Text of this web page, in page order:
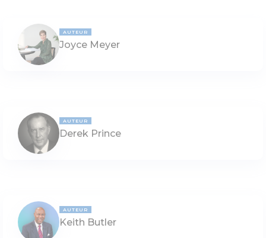
AUTEUR
Joyce Meyer
AUTEUR
Derek Prince
AUTEUR
Keith Butler